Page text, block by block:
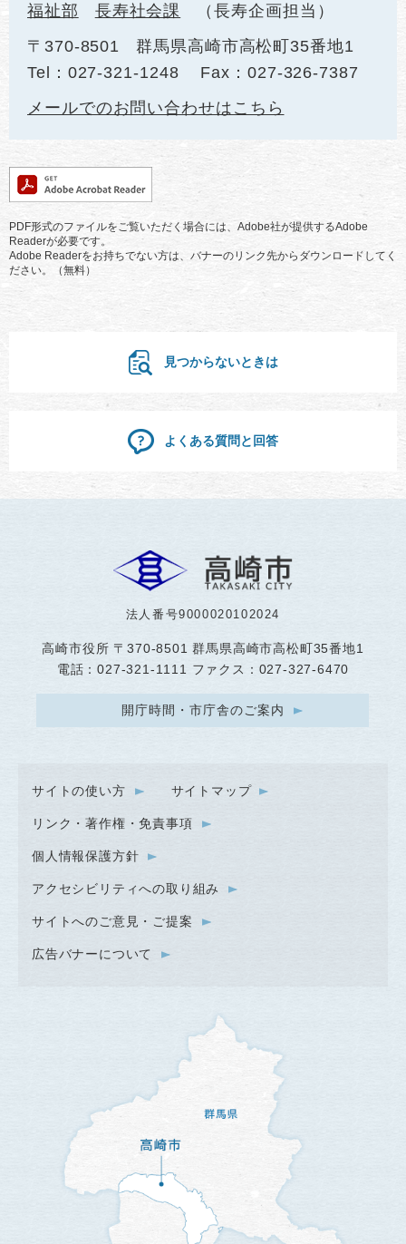
福祉部 長寿社会課
長寿企画担当
〒370-8501
群馬県高崎市高松町35番地1
Tel：027-321-1248
Fax：027-326-7387
メールでのお問い合わせはこちら
PDF形式のファイルをご覧いただく場合には、Adobe社が提供するAdobe
Readerが必要です。
Adobe Readerをお持ちでない方は、バナーのリンク先からダウンロードしてく
ださい。（無料）
見つからないときは
よくある質問と回答
法人番号9000020102024
高崎市役所 〒370-8501 群馬県高崎市高松町35番地1
電話：027-321-1111 ファクス：027-327-6470
開庁時間・市庁舎のご案内
サイトの使い方 サイトマップ
リンク・著作権・免責事項
個人情報保護方針
アクセシビリティへの取り組み
サイトへのご意見・ご提案
広告バナーについて